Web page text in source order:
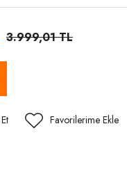
3.999,01 TL